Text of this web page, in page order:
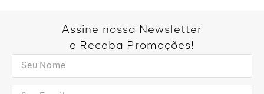
foi encontrada.
Vamos tentar novamente?